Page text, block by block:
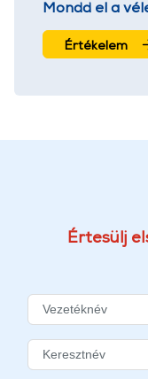
Mondd el a
Értékelem
Értesülj